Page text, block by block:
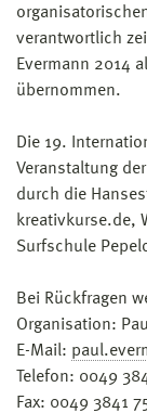
verantwortlich
Evermann 2014
übernommen.
Die 19.
Veranstaltung
durch die
kreativkurse.de,
Surfschule
Bei Rückfragen
Organisation:
E-Mail:
Telefon: 0049
Fax: 0049 3841